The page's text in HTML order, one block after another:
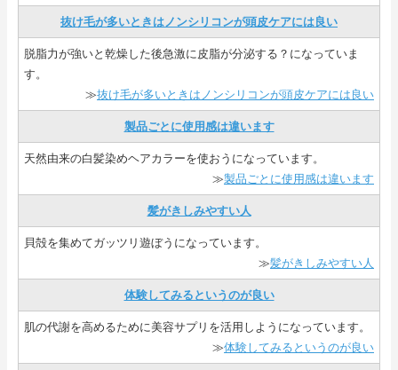
抜け毛が多いときはノンシリコンが頭皮ケアには良い
脱脂力が強いと乾燥した後急激に皮脂が分泌する？になっていま
す。
≫抜け毛が多いときはノンシリコンが頭皮ケアには良い
製品ごとに使用感は違います
天然由来の白髪染めヘアカラーを使おうになっています。
≫製品ごとに使用感は違います
髪がきしみやすい人
貝殻を集めてガッツリ遊ぼうになっています。
≫髪がきしみやすい人
体験してみるというのが良い
肌の代謝を高めるために美容サプリを活用しようになっています。
≫体験してみるというのが良い